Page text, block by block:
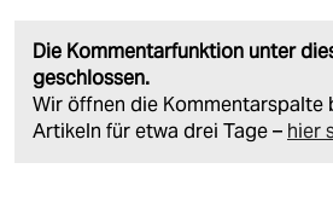
Die Kommentarfunktion unter
geschlossen.
Wir öffnen die Kommentarspalte
Artikeln für etwa drei Tage – hier